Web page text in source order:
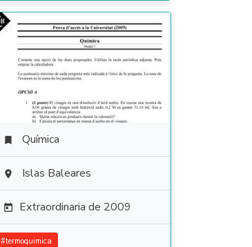
 Química
 Islas Baleares
 Extraordinaria de 2009
#termoquimica